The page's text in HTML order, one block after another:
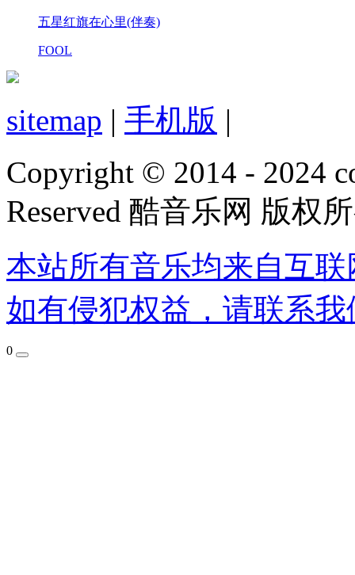
五星红旗在心里(伴奏)
FOOL
sitemap | 手机版 |
Copyright © 2014 - 2024
Reserved 酷音乐网 版权
本站所有音乐均来自互
如有侵犯权益，请联系
0